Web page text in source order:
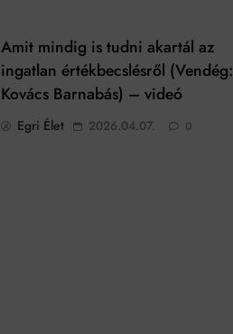
Amit mindig is tudni akartál az
ingatlan értékbecslésről (Vendég:
Kovács Barnabás) – videó
Egri Élet 2026.04.07. 0